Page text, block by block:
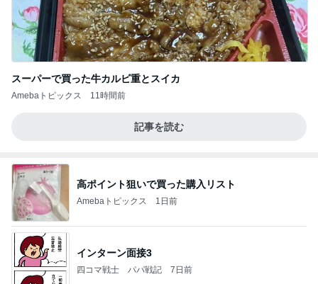
スーパーで買った牛カルビ重とスイカ
Amebaトピックス 11時間前
記事を読む
高ポイント狙いで買った購入リスト
Amebaトピックス 1日前
インターン面接3
四コマ戦士 パパ戦記 7日前